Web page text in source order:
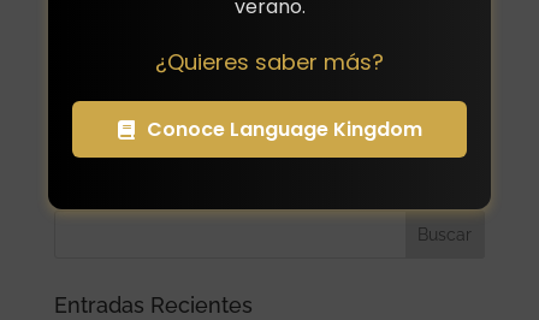
escolares con los que colaboramos para estas
info@tuhijoalextranjero.com
Entradas Recientes
verano.
¿Quieres saber más?
Conoce Language Kingdom